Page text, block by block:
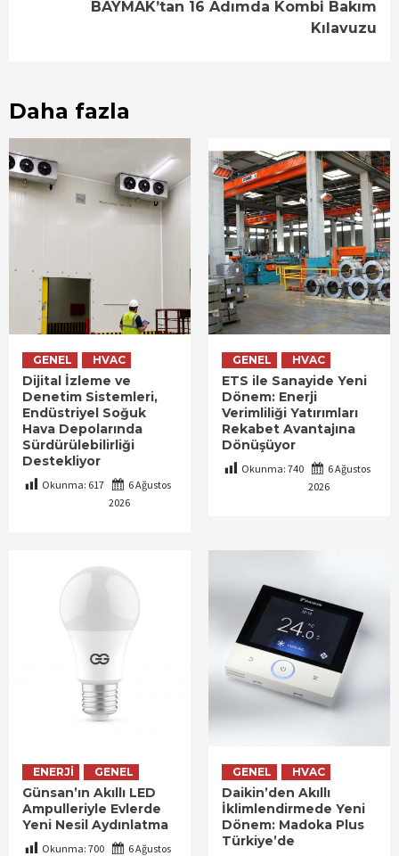
BAYMAK’tan 16 Adımda Kombi Bakım
Kılavuzu
Daha fazla
GENEL HVAC
Dijital İzleme ve
Denetim Sistemleri,
Endüstriyel Soğuk
Hava Depolarında
Sürdürülebilirliği
Destekliyor
Okunma: 617
6 Ağustos
2026
GENEL HVAC
ETS ile Sanayide Yeni
Dönem: Enerji
Verimliliği Yatırımları
Rekabet Avantajına
Dönüşüyor
Okunma: 740
6 Ağustos
2026
ENERJI GENEL
Günsan’ın Akıllı LED
Ampulleriyle Evlerde
Yeni Nesil Aydınlatma
Okunma: 700
6 Ağustos
GENEL HVAC
Daikin’den Akıllı
İklimlendirmede Yeni
Dönem: Madoka Plus
Türkiye’de